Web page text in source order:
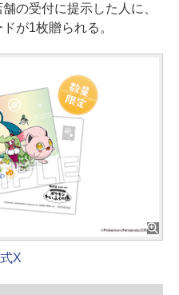
の受付に提示した人に、
が1枚贈られる。
X